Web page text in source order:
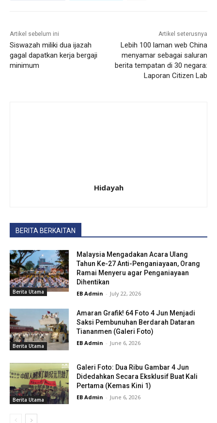
Artikel sebelum ini
Siswazah miliki dua ijazah
gagal dapatkan kerja bergaji
minimum
Artikel seterusnya
Lebih 100 laman web China
menyamar sebagai saluran
berita tempatan di 30 negara:
Laporan Citizen Lab
Hidayah
BERITA BERKAITAN
Berita Utama
Malaysia Mengadakan Acara Ulang
Tahun Ke-27 Anti-Penganiayaan, Orang
Ramai Menyeru agar Penganiayaan
Dihentikan
EB Admin - July 22, 2026
Berita Utama
Amaran Grafik! 64 Foto 4 Jun Menjadi
Saksi Pembunuhan Berdarah Dataran
Tiananmen (Galeri Foto)
EB Admin - June 6, 2026
Berita Utama
Galeri Foto: Dua Ribu Gambar 4 Jun
Didedahkan Secara Eksklusif Buat Kali
Pertama (Kemas Kini 1)
EB Admin - June 6, 2026